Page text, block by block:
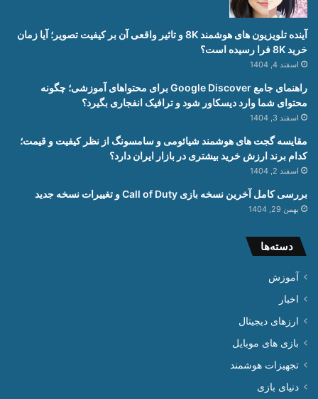
آینده تلویزیون های هوشمند 8K و تاثیر واقعی آن بر کیفیت تصویر؛ آیا زمان
خرید 8K فرا رسیده است؟
اسفند 4, 1404
راهنمای جامع Google Discover برای محتواهای آموزشی؛ چگونه
محتوای شما وارد دیسکاور شود و ترافیک انفجاری بگیرد؟
اسفند 3, 1404
مقایسه گجت های هوشمند شیائومی و سامسونگ از نظر کیفیت و قیمت؛
کدام برند ارزش خرید بیشتری در بازار ایران دارد؟
اسفند 2, 1404
بررسی کامل آخرین نسخه بازی Call of Duty و تغییرات نسخه جدید
بهمن 29, 1404
دسته‌ها
آموزش
اخبار
ارزهای دیجیتال
بازی های موبایل
تجهیزات هوشمند
دنیای بازی